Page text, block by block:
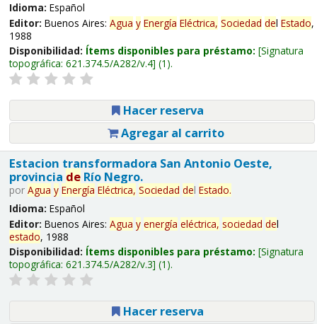
Idioma: Español
Editor: Buenos Aires: Agua y Energía Eléctrica, Sociedad del Estado,
1988
Disponibilidad: Ítems disponibles para préstamo: Signatura
topográfica: 621.374.5/A282/v.4 (1).
Hacer reserva
Agregar al carrito
Estacion transformadora San Antonio Oeste,
provincia deRío Negro.
por Agua y Energía Eléctrica, Sociedad del Estado.
Idioma: Español
Editor: Buenos Aires: Agua y energía eléctrica, sociedad del
estado, 1988
Disponibilidad: Ítems disponibles para préstamo: Signatura
topográfica: 621.374.5/A282/v.3 (1).
Hacer reserva